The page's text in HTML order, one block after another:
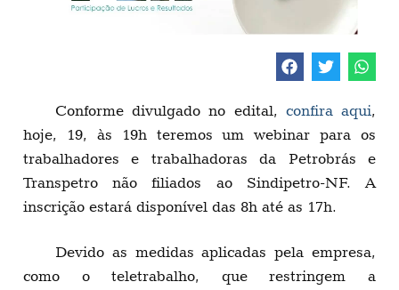
Conforme divulgado no edital, confira aqui,
hoje, 19, às 19h teremos um webinar para os
trabalhadores e trabalhadoras da Petrobrás e
Transpetro não filiados ao Sindipetro-NF. A
inscrição estará disponível das 8h até as 17h.
Devido as medidas aplicadas pela empresa,
como o teletrabalho, que restringem a